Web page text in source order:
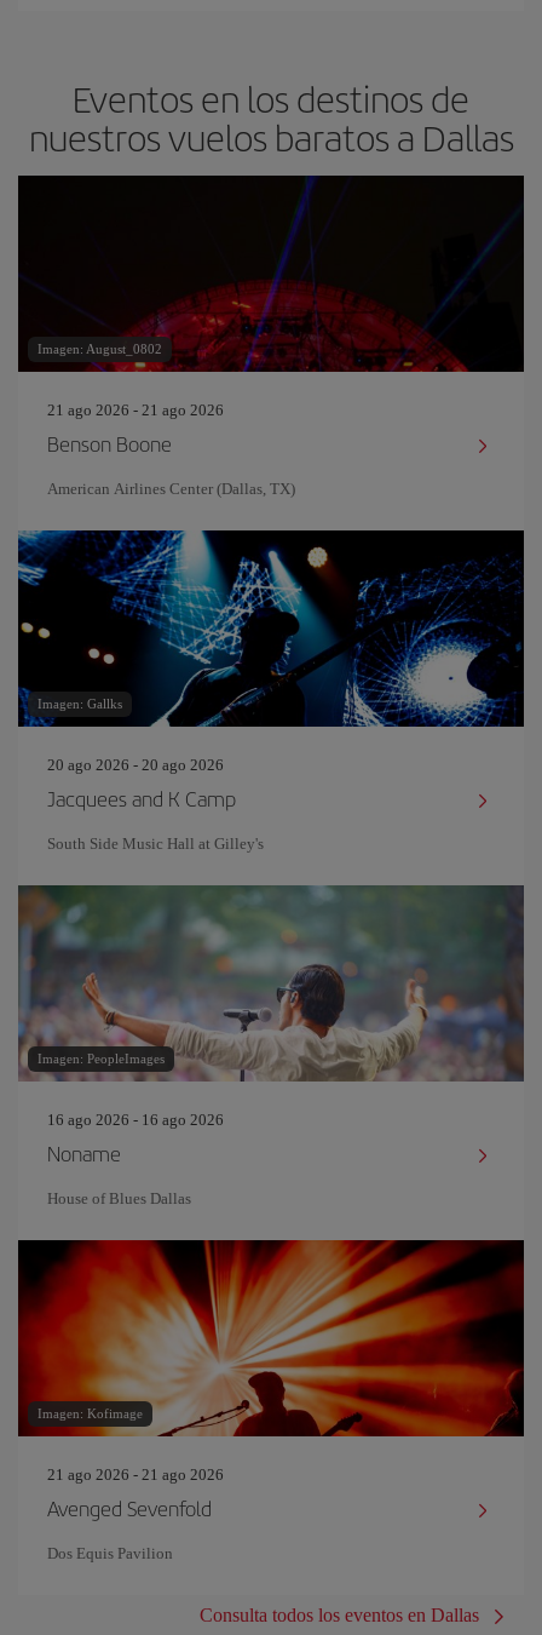
Eventos en los destinos de
nuestros vuelos baratos a Dallas
Imagen: August_0802
21 ago 2026 - 21 ago 2026
Benson Boone
American Airlines Center (Dallas, TX)
Imagen: Gallks
20 ago 2026 - 20 ago 2026
Jacquees and K Camp
South Side Music Hall at Gilley's
Imagen: PeopleImages
16 ago 2026 - 16 ago 2026
Noname
House of Blues Dallas
Imagen: Kofimage
21 ago 2026 - 21 ago 2026
Avenged Sevenfold
Dos Equis Pavilion
Consulta todos los eventos en Dallas